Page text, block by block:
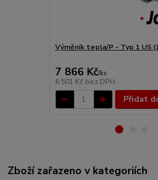
Výměník tepla/P - Typ 1 US
7 866 Kč/ks
6 501 Kč bez DPH
Přidat
Zboží zařazeno v kategoriích